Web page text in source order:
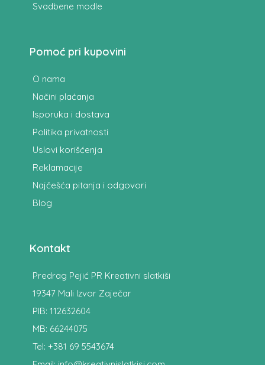
Svadbene modle
Pomoć pri kupovini
O nama
Načini plaćanja
Isporuka i dostava
Politika privatnosti
Uslovi korišćenja
Reklamacije
Najčešća pitanja i odgovori
Blog
Kontakt
Predrag Pejić PR Kreativni slatkiši
19347 Mali Izvor Zaječar
PIB: 112632604
MB: 66244075
Tel: +381 69 5543674